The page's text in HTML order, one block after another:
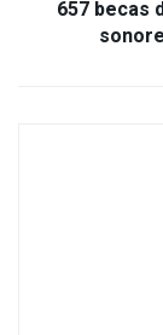
657 becas